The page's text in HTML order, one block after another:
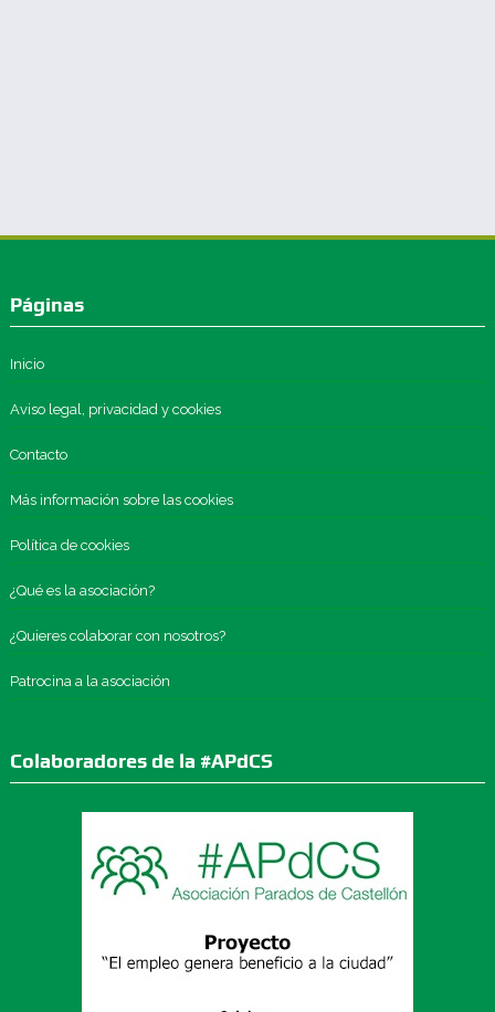
Páginas
Inicio
Aviso legal, privacidad y cookies
Contacto
Más información sobre las cookies
Política de cookies
¿Qué es la asociación?
¿Quieres colaborar con nosotros?
Patrocina a la asociación
Colaboradores de la #APdCS